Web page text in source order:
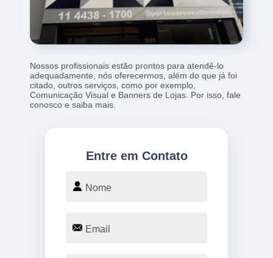
Nossos profissionais estão prontos para atendê-lo
adequadamente, nós oferecermos, além do que já foi
citado, outros serviços, como por exemplo,
Comunicação Visual e Banners de Lojas. Por isso, fale
conosco e saiba mais.
Entre em Contato